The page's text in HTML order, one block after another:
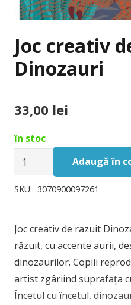
Joc creativ
Dinozauri
33,00 lei
în stoc
Cantitate
creativ
razuit
Dinozauri
Adaugă în
SKU: 3070900097261
Joc creativ de razuit
răzuit, cu accente aurii,
dinozaurilor. Copiii
artist zgâriind suprafața
Încetul cu încetul,